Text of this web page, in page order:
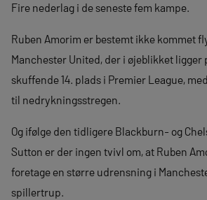
Fire nederlag i de seneste fem kampe.
Ruben Amorim er bestemt ikke kommet
Manchester United, der i øjeblikket ligger
skuffende 14. plads i Premier League,
til nedrykningsstregen.
Og ifølge den tidligere Blackburn- og
Sutton er der ingen tvivl om, at Ruben
foretage en større udrensning i
spillertrup.